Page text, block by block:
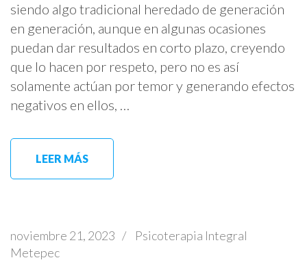
siendo algo tradicional heredado de generación
en generación, aunque en algunas ocasiones
puedan dar resultados en corto plazo, creyendo
que lo hacen por respeto, pero no es así
solamente actúan por temor y generando efectos
negativos en ellos, …
LEER MÁS
noviembre 21, 2023 /
Psicoterapia Integral
Metepec